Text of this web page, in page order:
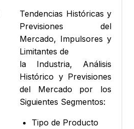
Tendencias Históricas y
Previsiones del
Mercado, Impulsores y
Limitantes de
la Industria, Análisis
Histórico y Previsiones
del Mercado por los
Siguientes Segmentos:
Tipo de Producto